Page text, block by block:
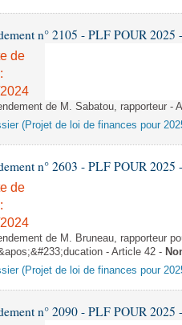
n° 2105 - PLF POUR 2025
de
de M. Sabatou, rapporteur -
(Projet de loi de finances pour
n° 2603 - PLF POUR 2025
de
de M. Bruneau, rapporteur
- Article 42 -
(Projet de loi de finances pour
n° 2090 - PLF POUR 2025